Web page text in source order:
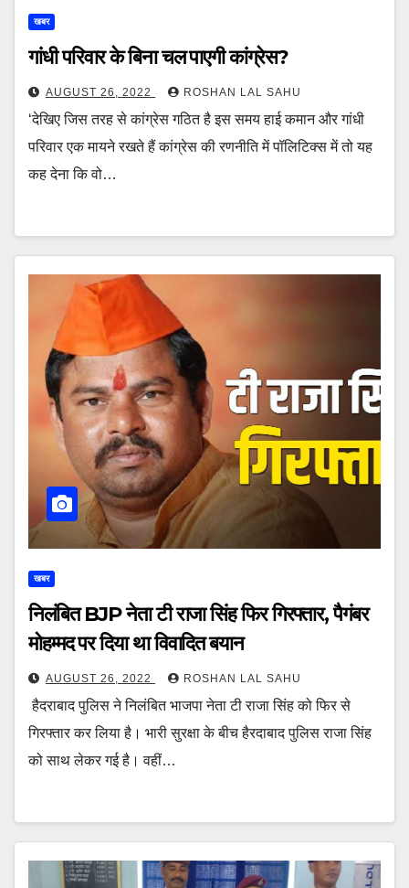
खबर
गांधी परिवार के बिना चल पाएगी कांग्रेस?
AUGUST 26, 2022 ROSHAN LAL SAHU
‘देखिए जिस तरह से कांग्रेस गठित है इस समय हाई कमान और गांधी
परिवार एक मायने रखते हैं कांग्रेस की रणनीति में पॉलिटिक्स में तो यह
कह देना कि वो…
खबर
निलंबित BJP नेता टी राजा सिंह फिर गिरफ्तार, पैगंबर
मोहम्मद पर दिया था विवादित बयान
AUGUST 26, 2022 ROSHAN LAL SAHU
हैदराबाद पुलिस ने निलंबित भाजपा नेता टी राजा सिंह को फिर से
गिरफ्तार कर लिया है। भारी सुरक्षा के बीच हैरदाबाद पुलिस राजा सिंह
को साथ लेकर गई है। वहीं…